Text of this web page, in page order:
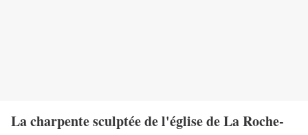
La charpente sculptée de l'église de La Roche-